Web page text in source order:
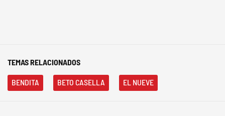
TEMAS RELACIONADOS
BENDITA BETO CASELLA EL NUEVE